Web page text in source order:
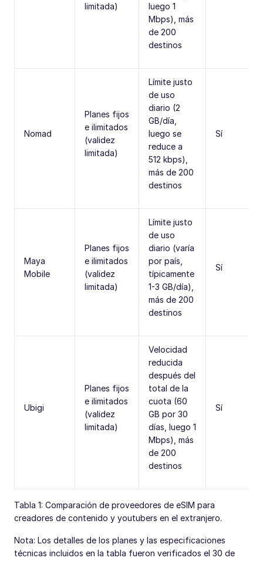
limitada)
luego 1
Mbps), más
de 200
destinos
Nomad
Planes fijos
e ilimitados
(validez
limitada)
Límite justo
de uso
diario (2
GB/día,
luego se
reduce a
512 kbps),
más de 200
destinos
Sí
Maya
Mobile
Planes fijos
e ilimitados
(validez
limitada)
Límite justo
de uso
diario (varía
por país,
típicamente
1-3 GB/día),
más de 200
destinos
Sí
Ubigi
Planes fijos
e ilimitados
(validez
limitada)
Velocidad
reducida
después del
total de la
cuota (60
GB por 30
días, luego 1
Mbps), más
de 200
destinos
Sí
Tabla 1: Comparación de proveedores de eSIM para
creadores de contenido y youtubers en el extranjero.
Nota: Los detalles de los planes y las especificaciones
técnicas incluidos en la tabla fueron verificados el 30 de